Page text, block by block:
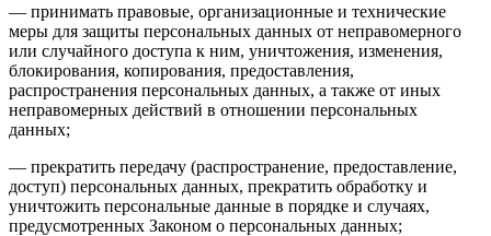
— принимать правовые, организационные и технические
меры для защиты персональных данных от неправомерного
или случайного доступа к ним, уничтожения, изменения,
блокирования, копирования, предоставления,
распространения персональных данных, а также от иных
неправомерных действий в отношении персональных
данных;
— прекратить передачу (распространение, предоставление,
доступ) персональных данных, прекратить обработку и
уничтожить персональные данные в порядке и случаях,
предусмотренных Законом о персональных данных;